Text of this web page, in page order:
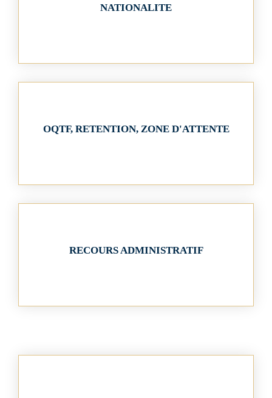
NATIONALITE
OQTF, RETENTION, ZONE D'ATTENTE
RECOURS ADMINISTRATIF